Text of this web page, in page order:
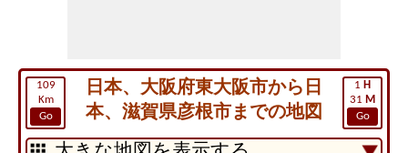
109
Km
Go
1 H
31 M
Go
日本、大阪府東大阪市から日
本、滋賀県彦根市までの地図